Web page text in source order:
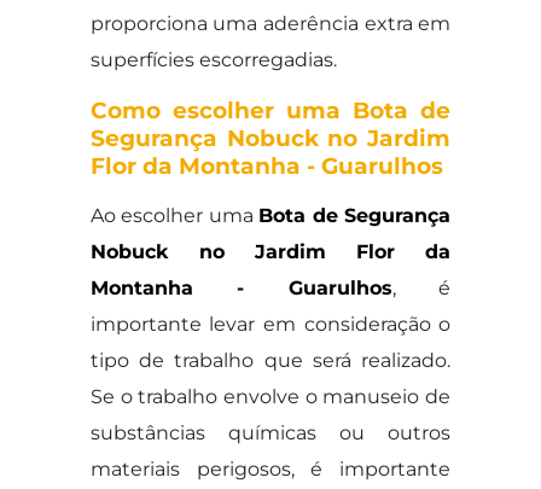
proporciona uma aderência extra em
superfícies escorregadias.
Como escolher uma Bota de
Segurança Nobuck no Jardim
Flor da Montanha - Guarulhos
Ao escolher uma Bota de Segurança
Nobuck no Jardim Flor da
Montanha - Guarulhos, é
importante levar em consideração o
tipo de trabalho que será realizado.
Se o trabalho envolve o manuseio de
substâncias químicas ou outros
materiais perigosos, é importante